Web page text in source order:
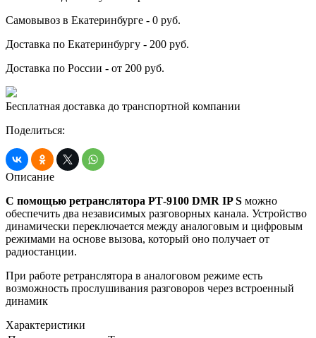
Самовывоз в Екатеринбурге - 0 руб.
Доставка по Екатеринбургу - 200 руб.
Доставка по России - от 200 руб.
Бесплатная доставка до транспортной компании
Поделиться:
Описание
С помощью ретранслятора РТ-9100 DMR IP S можно
обеспечить два независимых разговорных канала. Устройство
динамически переключается между аналоговым и цифровым
режимами на основе вызова, который оно получает от
радиостанции.
При работе ретранслятора в аналоговом режиме есть
возможность прослушивания разговоров через встроенный
динамик
Характеристики